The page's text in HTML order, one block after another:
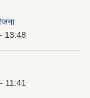
13:48
11:41